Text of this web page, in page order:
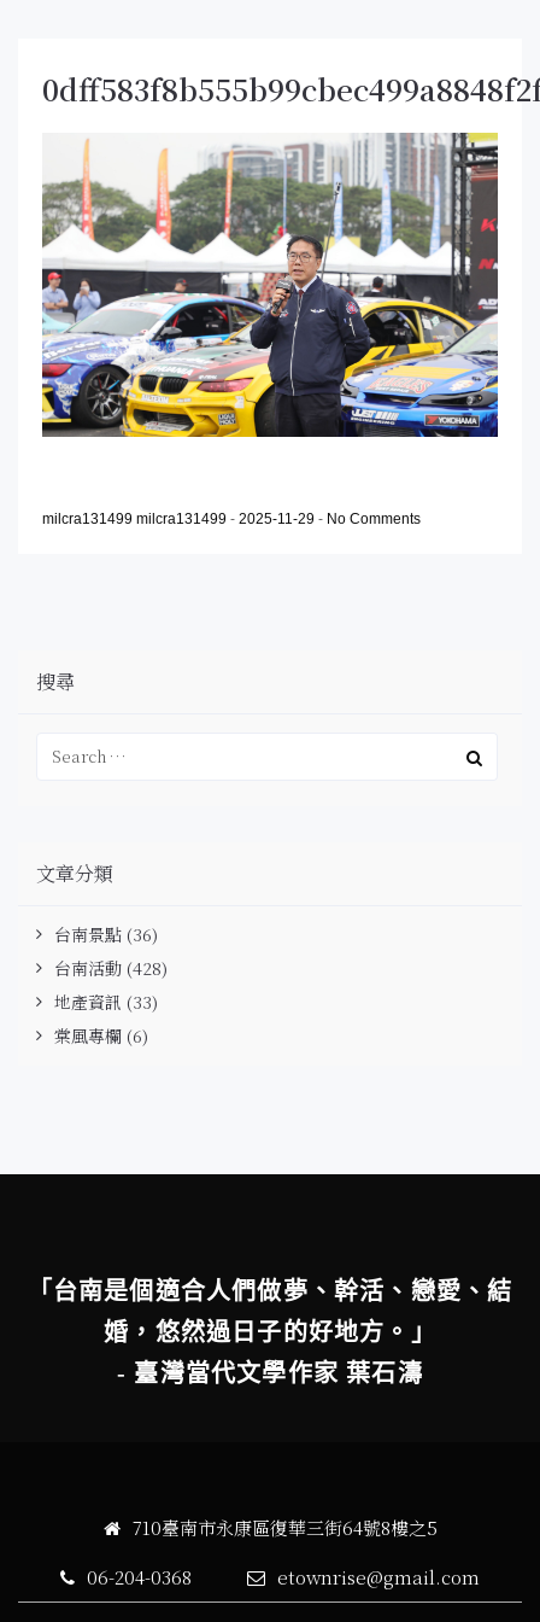
milcra131499 milcra131499 - 2025-11-29 - No Comments
搜尋
文章分類
台南景點 (36)
台南活動 (428)
地產資訊 (33)
棠風專欄 (6)
「台南是個適合人們做夢、幹活、戀愛、結
婚，悠然過日子的好地方。」
- 臺灣當代文學作家 葉石濤
710臺南市永康區復華三街64號8樓之5
06-204-0368
etownrise@gmail.com